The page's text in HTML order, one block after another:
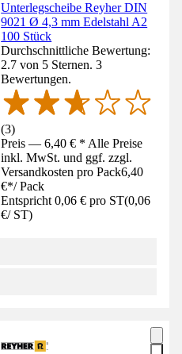
Unterlegscheibe Reyher DIN
9021 Ø 4,3 mm Edelstahl A2
100 Stück
Durchschnittliche Bewertung:
2.7 von 5 Sternen. 3
Bewertungen.
(3)
Preis — 6,40 € * Alle Preise
inkl. MwSt. und ggf. zzgl.
Versandkosten pro Pack6,40
€*/ Pack
Entspricht 0,06 € pro ST(0,06
€/ ST)